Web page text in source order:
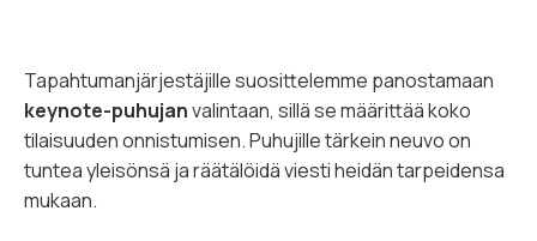
Tapahtumanjärjestäjille suosittelemme panostamaan
keynote-puhujanvalintaan, sillä se määrittää koko
tilaisuuden onnistumisen. Puhujille tärkein neuvo on
tuntea yleisönsä ja räätälöidä viesti heidän tarpeidensa
mukaan.